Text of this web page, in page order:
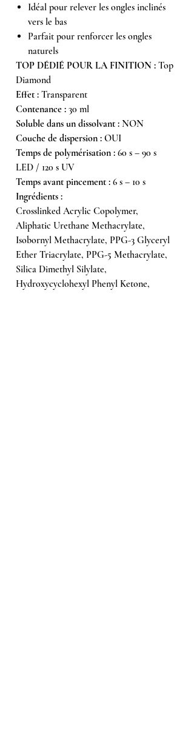
Idéal pour relever les ongles inclinés
vers le bas
Parfait pour renforcer les ongles
naturels
TOP DÉDIÉ POUR LA FINITION : Top
Diamond
Effet : Transparent
Contenance : 30 ml
Soluble dans un dissolvant : NON
Couche de dispersion : OUI
Temps de polymérisation : 60 s – 90 s
LED / 120 s UV
Temps avant pincement : 6 s – 10 s
Ingrédients :
Crosslinked Acrylic Copolymer,
Aliphatic Urethane Methacrylate,
Isobornyl Methacrylate, PPG-3 Glyceryl
Ether Triacrylate, PPG-5 Methacrylate,
Silica Dimethyl Silylate,
Hydroxycyclohexyl Phenyl Ketone,